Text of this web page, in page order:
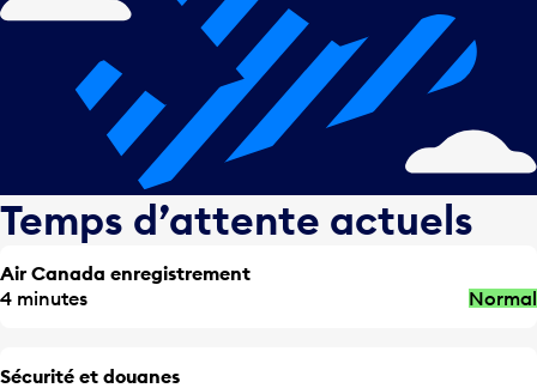
Temps d’attente actuels
Air Canada enregistrement
4 minutes
21 - 25 minutes